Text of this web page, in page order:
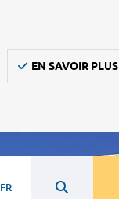
EN SAVOIR PLUS
FR